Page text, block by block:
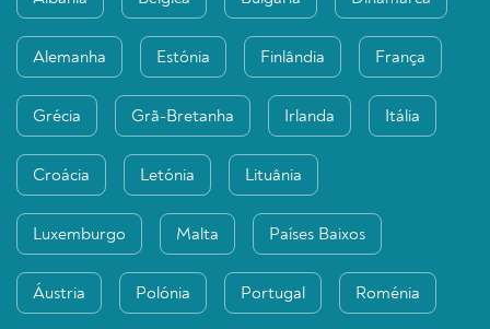
Alemanha Estónia Finlândia França
Grécia Grã-Bretanha Irlanda Itália
Croácia Letónia Lituânia
Luxemburgo Malta Países Baixos
Áustria Polónia Portugal Roménia